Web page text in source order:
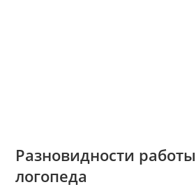
Разновидности работы
логопеда